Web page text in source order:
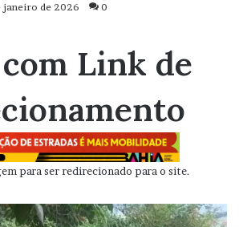
janeiro de 2026 0
Link de
para ser redirecionado para o site.